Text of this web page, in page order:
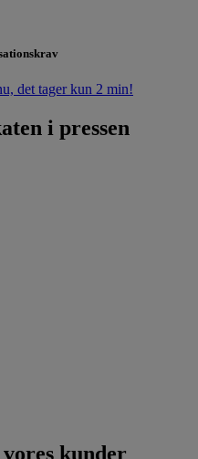
det tager kun 2 min!
i pressen
kunder